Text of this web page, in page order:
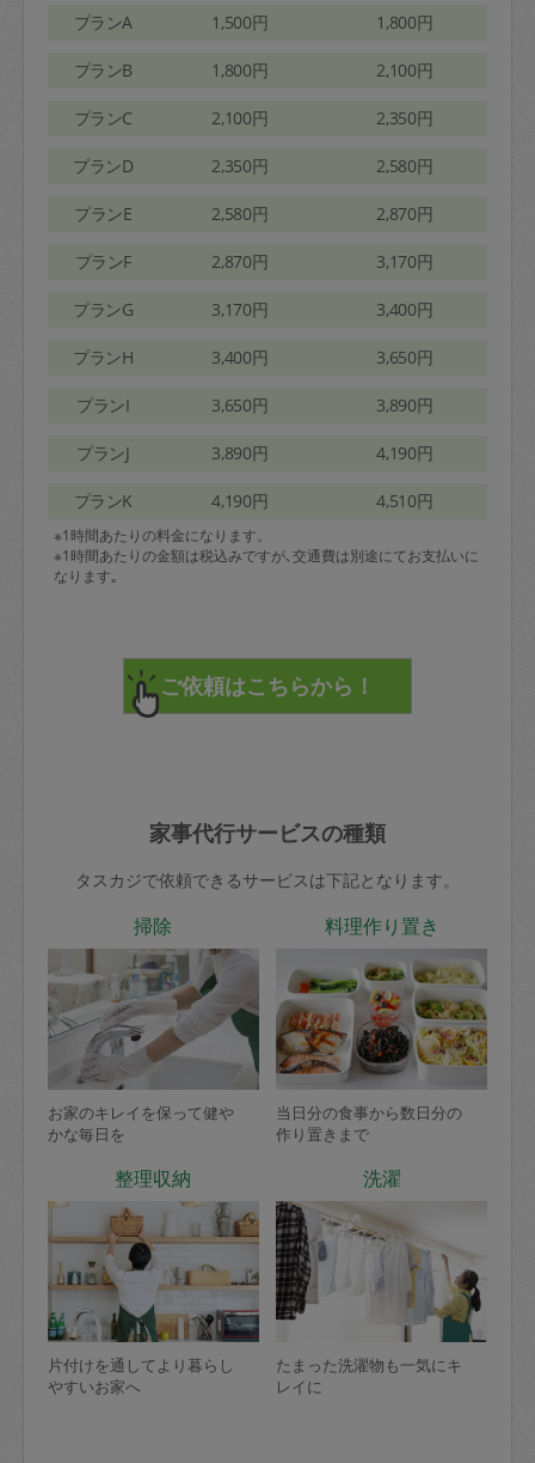
プランA 1,500円 1,800円
プランB 1,800円 2,100円
プランC 2,100円 2,350円
プランD 2,350円 2,580円
プランE 2,580円 2,870円
プランF 2,870円 3,170円
プランG 3,170円 3,400円
プランH 3,400円 3,650円
プランI 3,650円 3,890円
プランJ 3,890円 4,190円
プランK 4,190円 4,510円
※1時間あたりの料金になります。
※1時間あたりの金額は税込みですが､交通費は別途にてお支払いに
なります｡
家事代行サービスの種類
タスカジで依頼できるサービスは下記となります。
掃除
お家のキレイを保って健や
かな毎日を
料理作り置き
当日分の食事から数日分の
作り置きまで
整理収納
片付けを通してより暮らし
やすいお家へ
洗濯
たまった洗濯物も一気にキ
レイに